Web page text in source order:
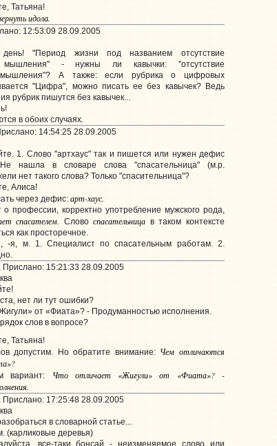
Татьяна!
идола.
12:53:09 28.09.2005
"Период жизни под названием отсутствие
мышления" - нужны ли кавычки: "отсутствие
мышления"? А также: если рубрика о цифровых
"Цифра", можно писать ее без кавычек? Ведь
рубрик пишутся без кавычек...
в обоих случаях.
14:54:25 28.09.2005
1. Слово "артхаус" так и пишется или нужен дефис
нашла в словаре слова "спасательница" (м.р.
нет такого слова? Только "спасительница"?
Алиса!
через дефис: арт-хаус.
профессии, корректно употребление мужского рода,
спасателем. Словоспасательница в таком контексте
как просторечное.
я, м. 1. Специалист по спасательным работам. 2.
15:21:33 28.09.2005
нет ли тут ошибки?
от «Фиата»? - Продуманностью исполнения.
слов в вопросе?
Татьяна!
допустим. Но обратите внимание: Чем отличаются
вариант: Что отличает «Жигули» от «Фиата»? -
17:25:48 28.09.2005
в словарной статье...
(карликовые деревья)
все-таки бонсай - неизменяемое слово или